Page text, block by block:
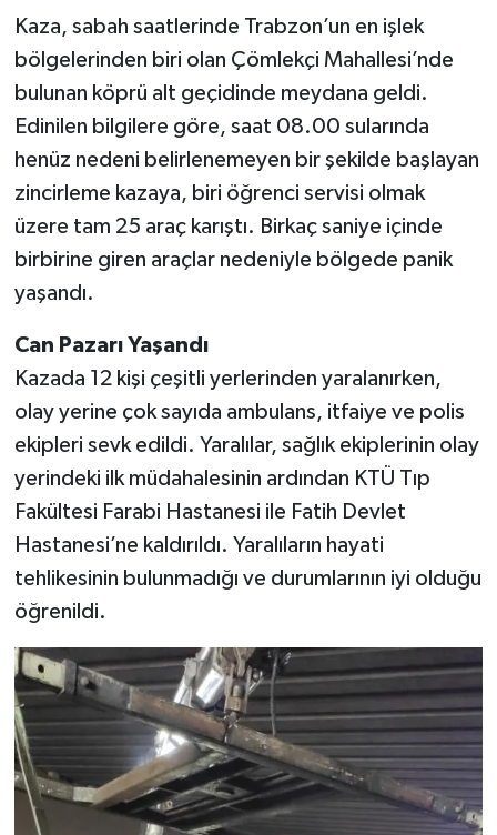
Kaza, sabah saatlerinde Trabzon’un en işlek
bölgelerinden biri olan Çömlekçi Mahallesi’nde
bulunan köprü alt geçidinde meydana geldi.
Edinilen bilgilere göre, saat 08.00 sularında
henüz nedeni belirlenemeyen bir şekilde başlayan
zincirleme kazaya, biri öğrenci servisi olmak
üzere tam 25 araç karıştı. Birkaç saniye içinde
birbirine giren araçlar nedeniyle bölgede panik
yaşandı.
Can Pazarı Yaşandı
Kazada 12 kişi çeşitli yerlerinden yaralanırken,
olay yerine çok sayıda ambulans, itfaiye ve polis
ekipleri sevk edildi. Yaralılar, sağlık ekiplerinin olay
yerindeki ilk müdahalesinin ardından KTÜ Tıp
Fakültesi Farabi Hastanesi ile Fatih Devlet
Hastanesi’ne kaldırıldı. Yaralıların hayati
tehlikesinin bulunmadığı ve durumlarının iyi olduğu
öğrenildi.
TEKNOLOJİ
YAŞAM
KÜLTÜR SANAT